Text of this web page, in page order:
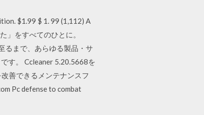
$1.99 $ 1. 99 (1,112) A
」をすべてのひとに。
るまで、あらゆる製品・サ
す。 Ccleaner 5.20.5668を
善できるメンテナンスフ
Pc defense to combat